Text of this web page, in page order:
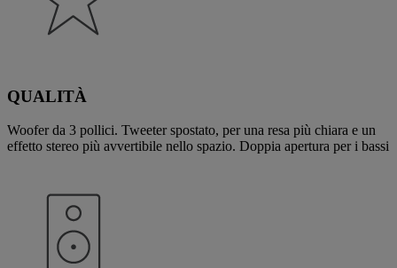
QUALITÀ
Woofer da 3 pollici. Tweeter spostato, per una resa più chiara e un
effetto stereo più avvertibile nello spazio. Doppia apertura per i bassi